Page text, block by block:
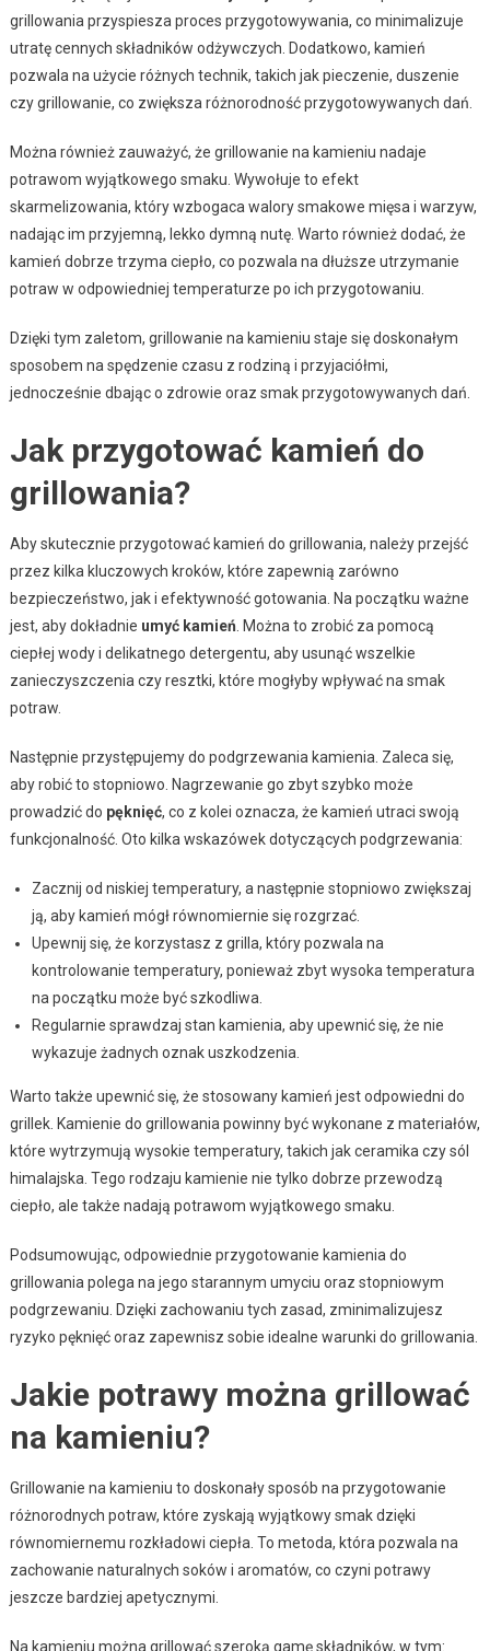
grillowania przyspiesza proces przygotowywania, co minimalizuje
utratę cennych składników odżywczych. Dodatkowo, kamień
pozwala na użycie różnych technik, takich jak pieczenie, duszenie
czy grillowanie, co zwiększa różnorodność przygotowywanych dań.
Można również zauważyć, że grillowanie na kamieniu nadaje
potrawom wyjątkowego smaku. Wywołuje to efekt
skarmelizowania, który wzbogaca walory smakowe mięsa i warzyw,
nadając im przyjemną, lekko dymną nutę. Warto również dodać, że
kamień dobrze trzyma ciepło, co pozwala na dłuższe utrzymanie
potraw w odpowiedniej temperaturze po ich przygotowaniu.
Dzięki tym zaletom, grillowanie na kamieniu staje się doskonałym
sposobem na spędzenie czasu z rodziną i przyjaciółmi,
jednocześnie dbając o zdrowie oraz smak przygotowywanych dań.
Jak przygotować kamień do
grillowania?
Aby skutecznie przygotować kamień do grillowania, należy przejść
przez kilka kluczowych kroków, które zapewnią zarówno
bezpieczeństwo, jak i efektywność gotowania. Na początku ważne
jest, aby dokładnie umyć kamień . Można to zrobić za pomocą
ciepłej wody i delikatnego detergentu, aby usunąć wszelkie
zanieczyszczenia czy resztki, które mogłyby wpływać na smak
potraw.
Następnie przystępujemy do podgrzewania kamienia. Zaleca się,
aby robić to stopniowo. Nagrzewanie go zbyt szybko może
prowadzić do pęknięć, co z kolei oznacza, że kamień utraci swoją
funkcjonalność. Oto kilka wskazówek dotyczących podgrzewania:
Zacznij od niskiej temperatury, a następnie stopniowo zwiększaj
ją, aby kamień mógł równomiernie się rozgrzać.
Upewnij się, że korzystasz z grilla, który pozwala na
kontrolowanie temperatury, ponieważ zbyt wysoka temperatura
na początku może być szkodliwa.
Regularnie sprawdzaj stan kamienia, aby upewnić się, że nie
wykazuje żadnych oznak uszkodzenia.
Warto także upewnić się, że stosowany kamień jest odpowiedni do
grillek. Kamienie do grillowania powinny być wykonane z materiałów,
które wytrzymują wysokie temperatury, takich jak ceramika czy sól
himalajska. Tego rodzaju kamienie nie tylko dobrze przewodzą
ciepło, ale także nadają potrawom wyjątkowego smaku.
Podsumowując, odpowiednie przygotowanie kamienia do
grillowania polega na jego starannym umyciu oraz stopniowym
podgrzewaniu. Dzięki zachowaniu tych zasad, zminimalizujesz
ryzyko pęknięć oraz zapewnisz sobie idealne warunki do grillowania.
Jakie potrawy można grillować
na kamieniu?
Grillowanie na kamieniu to doskonały sposób na przygotowanie
różnorodnych potraw, które zyskają wyjątkowy smak dzięki
równomiernemu rozkładowi ciepła. To metoda, która pozwala na
zachowanie naturalnych soków i aromatów, co czyni potrawy
jeszcze bardziej apetycznymi.
Na kamieniu można grillować szeroką gamę składników, w tym: